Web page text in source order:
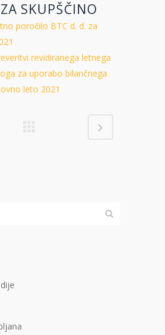
SKUPŠČINO
poročilo BTC d. d. za
revidiranega letnega
za uporabo bilančnega
leto 2021